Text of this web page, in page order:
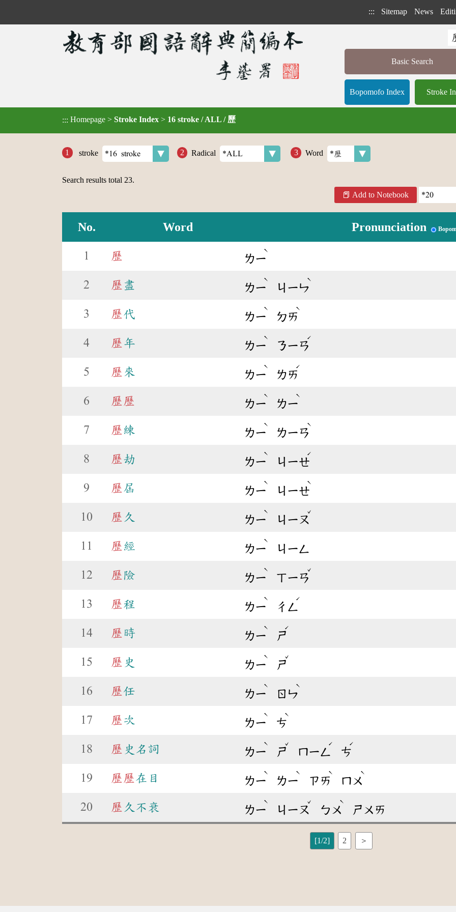
::: Sitemap News
Basic Search
Bopomofo Index Stroke
::: Homepage > Stroke Index > 16 stroke / ALL / 歷
stroke Radical Word
Search results total 23.
Add to Notebook
No. Word Pronunciation
1 歷 ㄌㄧ
ˋ
2 歷 盡 ㄌㄧ
ˋ
ㄐㄧㄣ
ˋ
3 歷 代 ㄌㄧ
ˋ
ㄉㄞ
ˋ
4 歷 年 ㄌㄧ
ˋ
ㄋㄧㄢ
ˊ
5 歷 來 ㄌㄧ
ˋ
ㄌㄞ
ˊ
6 歷 歷 ㄌㄧ
ˋ
ㄌㄧ
ˋ
7 歷 練 ㄌㄧ
ˋ
ㄌㄧㄢ
ˋ
8 歷 劫 ㄌㄧ
ˋ
ㄐㄧㄝ
ˊ
9 歷 屆 ㄌㄧ
ˋ
ㄐㄧㄝ
ˋ
10 歷 久 ㄌㄧ
ˋ
ㄐㄧㄡ
ˇ
11 歷 經 ㄌㄧ
ˋ
ㄐㄧㄥ
12 歷 險 ㄌㄧ
ˋ
ㄒㄧㄢ
ˇ
13 歷 程 ㄌㄧ
ˋ
ㄔㄥ
ˊ
14 歷 時 ㄌㄧ
ˋ
ㄕ
ˊ
15 歷 史 ㄌㄧ
ˋ
ㄕ
ˇ
16 歷 任 ㄌㄧ
ˋ
ㄖㄣ
ˋ
17 歷 次 ㄌㄧ
ˋ
ㄘ
ˋ
18 歷 史名詞 ㄌㄧ
ˋ
ㄕ
ˇ
ㄇㄧㄥ
ˊ
ㄘ
ˊ
19 歷 歷 在目 ㄌㄧ
ˋ
ㄌㄧ
ˋ
ㄗㄞ
ˋ
ㄇㄨ
ˋ
20 歷 久不衰 ㄌㄧ
ˋ
ㄐㄧㄡ
ˇ
ㄅㄨ
ˋ
ㄕㄨㄞ
[1/2] 2 ＞